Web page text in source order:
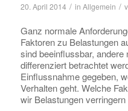
20. April 2014 / in Allgemein /
Ganz normale
Faktoren zu Belastungen
sind beeinflussbar,
differenziert betrachtet
Einflussnahme gegeben,
Verhalten geht. Welche
wir Belastungen